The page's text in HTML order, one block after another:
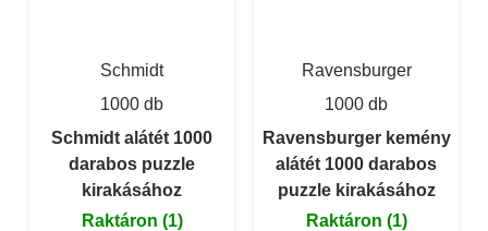
Schmidt
1000 db
Schmidt alátét 1000
darabos puzzle
kirakásához
Raktáron (1)
Ravensburger
1000 db
Ravensburger kemény
alátét 1000 darabos
puzzle kirakásához
Raktáron (1)